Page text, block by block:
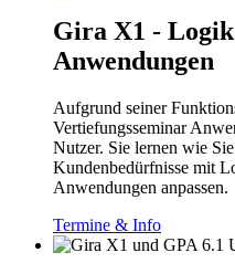
Gira X1 -
Anwendungen
Aufgrund seiner
Vertiefungsseminar
Nutzer. Sie lernen wie
Kundenbedürfnisse mit
Anwendungen anpassen.
Termine & Info